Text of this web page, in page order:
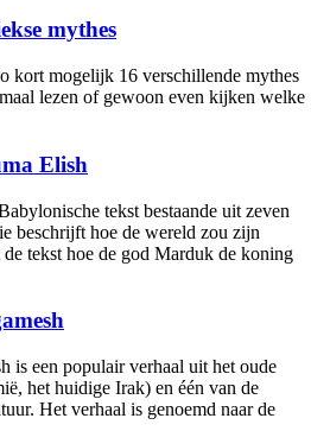
mythes
kort mogelijk 16 verschillende mythes
lezen of gewoon even kijken welke
Elish
tekst bestaande uit zeven
beschrijft hoe de wereld zou zijn
de tekst hoe de god Marduk de koning
is een populair verhaal uit het oude
het huidige Irak) en één van de
Het verhaal is genoemd naar de